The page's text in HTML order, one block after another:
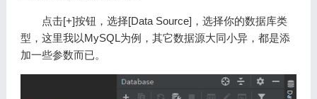
点击[+]按钮，选择[Data Source]，选择你的数据库类
型，这里我以MySQL为例，其它数据源大同小异，都是添
加一些参数而已。